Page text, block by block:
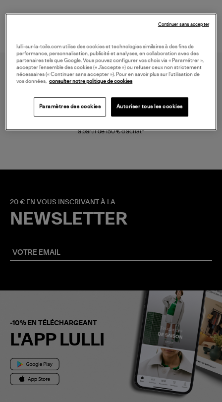
à partir de 150 € d'achat*
20 € EN VOUS INSCRIVANT À LA
NEWSLETTER
-10% EN TÉLÉCHARGEANT
L'APP LULLI
lulli-sur-la-toile.com utilise des cookies et technologies similaires à des fins de
performance, personnalisation, publicité et analyses, en collaboration avec des
partenaires tels que Google. Vous pouvez configurer vos choix via « Paramétrer »,
accepter l’ensemble des cookies (« J’accepte ») ou refuser ceux non strictement
nécessaires (« Continuer sans accepter »). Pour en savoir plus sur l’utilisation de
vos données, consulter notre politique de cookies
Paramètres des cookies Autoriser tous les cookies
Continuer sans accepter